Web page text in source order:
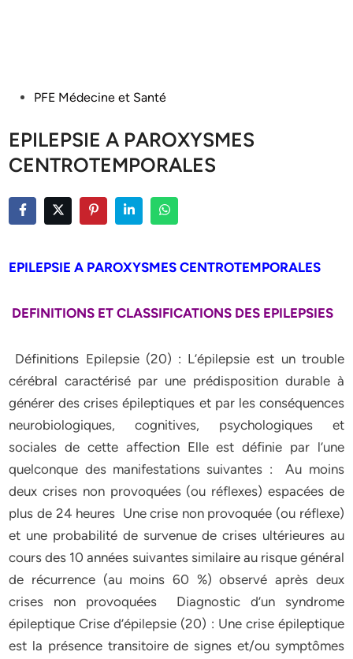
PostedPFE Médecine et Santé
EPILEPSIE A PAROXYSMES
CENTROTEMPORALES
EPILEPSIE A PAROXYSMES CENTROTEMPORALES
DEFINITIONS ET CLASSIFICATIONS DES EPILEPSIES
Définitions Epilepsie (20) : L’épilepsie est un trouble
cérébral caractérisé par une prédisposition durable à
générer des crises épileptiques et par les conséquences
neurobiologiques, cognitives, psychologiques et
sociales de cette affection Elle est définie par l’une
quelconque des manifestations suivantes : Au moins
deux crises non provoquées (ou réflexes) espacées de
plus de 24 heures Une crise non provoquée (ou réflexe)
et une probabilité de survenue de crises ultérieures au
cours des 10 années suivantes similaire au risque général
de récurrence (au moins 60 %) observé après deux
crises non provoquées Diagnostic d’un syndrome
épileptique Crise d’épilepsie (20) : Une crise épileptique
est la présence transitoire de signes et/ou symptômes